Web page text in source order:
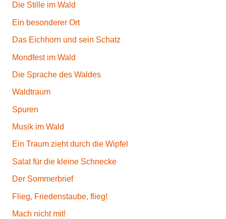
Die Stille im Wald
Ein besonderer Ort
Das Eichhorn und sein Schatz
Mondfest im Wald
Die Sprache des Waldes
Waldtraum
Spuren
Musik im Wald
Ein Traum zieht durch die Wipfel
Salat für die kleine Schnecke
Der Sommerbrief
Flieg, Friedenstaube, flieg!
Mach nicht mit!